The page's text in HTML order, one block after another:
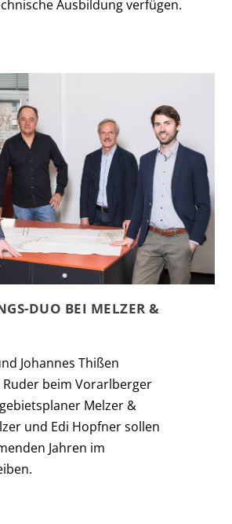
Ausbildung verfügen.
DUO BEI MELZER &
Johannes Thißen
beim Vorarlberger
Melzer &
und Edi Hopfner sollen
Jahren im